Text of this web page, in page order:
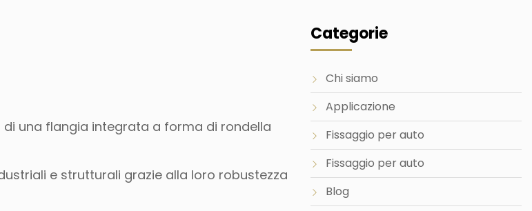
una flangia integrata a forma di rondella
e strutturali grazie alla loro robustezza
Categorie
Chi siamo
Applicazione
Fissaggio per auto
Fissaggio per auto
Blog